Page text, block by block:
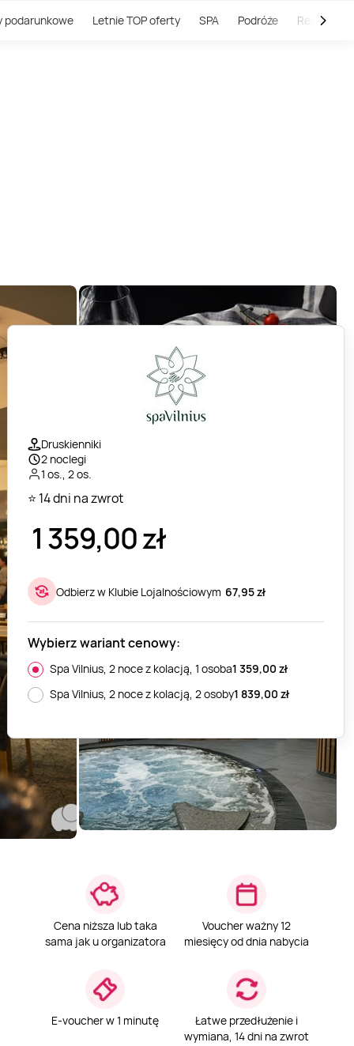
podarunkowe Letnie TOP oferty SPA Podróże
Druskienniki
2 noclegi
1 os., 2 os.
⭐ 14 dni na zwrot
1 359,00zł
Odbierz w Klubie Lojalnościowym 67,95 zł
Wybierz wariant cenowy:
Spa Vilnius, 2 noce z kolacją, 1 osoba1 359,00 zł
Spa Vilnius, 2 noce z kolacją, 2 osoby1 839,00 zł
Cena niższa lub taka
sama jak u organizatora
Voucher ważny 12
miesięcy od dnia nabycia
E-voucher w 1 minutę
Łatwe przedłużenie i
wymiana, 14 dni na zwrot